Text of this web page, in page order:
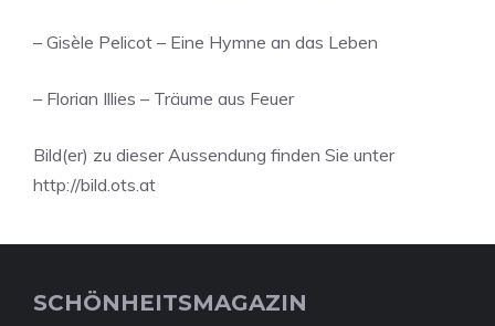
– Gisèle Pelicot – Eine Hymne an das Leben
– Florian Illies – Träume aus Feuer
Bild(er) zu dieser Aussendung finden Sie unter
http://bild.ots.at
SCHÖNHEITSMAGAZIN